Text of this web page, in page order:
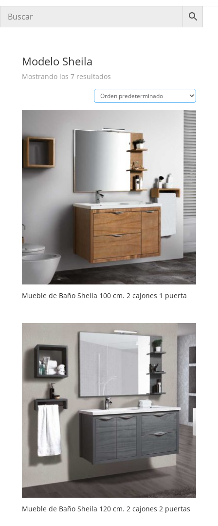
Modelo Sheila
Mostrando los 7 resultados
Mueble de Baño Sheila 100 cm. 2 cajones 1 puerta
Mueble de Baño Sheila 120 cm. 2 cajones 2 puertas